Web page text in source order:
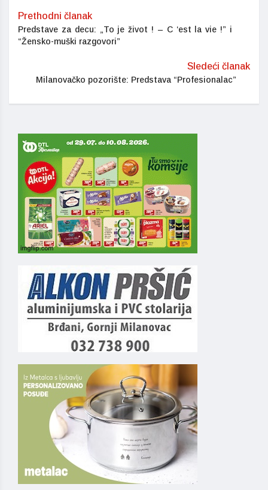
Prethodni članak
Predstave za decu: „To je život ! – C ‘est la vie !” i
“Žensko-muški razgovori”
Sledeći članak
Milanovačko pozorište: Predstava “Profesionalac”